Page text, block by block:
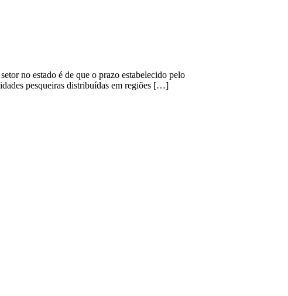
no estado é de que o prazo estabelecido pelo
pesqueiras distribuídas em regiões […]